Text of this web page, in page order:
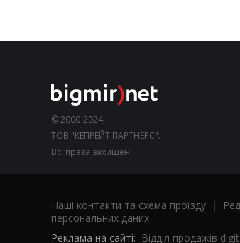
© 2000-2024,
ТОВ "КЕПРЕЙТ ПАРТНЕРС".
Всі права захищені.
Наші контакти та схема проїзду |
персональних даних
Реклама на сайті: Відділ продажів